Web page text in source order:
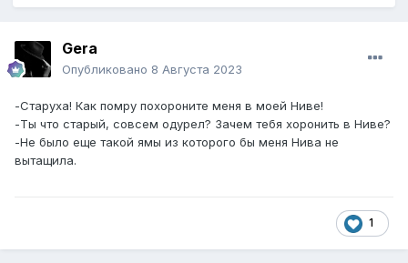
Gera
Опубликовано 8 Августа 2023
-Старуха! Как помру похороните меня в моей Ниве!
-Ты что старый, совсем одурел? Зачем тебя хоронить в Ниве?
-Не было еще такой ямы из которого бы меня Нива не
вытащила.
1